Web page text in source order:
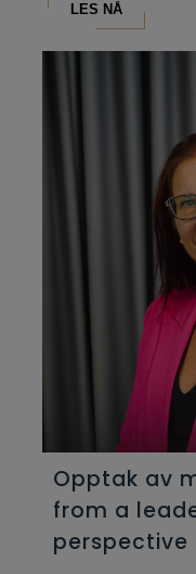
LES NÅ
Opptak av
from a
perspective